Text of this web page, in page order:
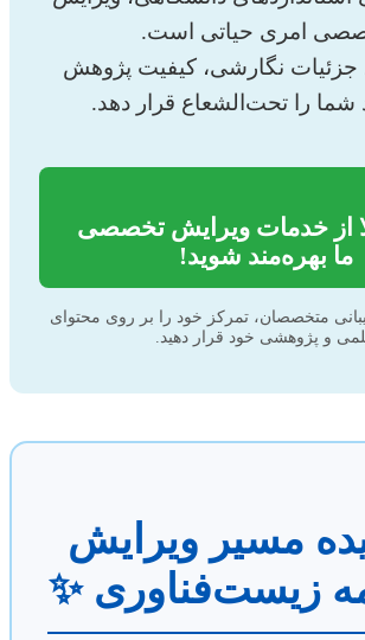
امری حیاتی است.
نگارشی، کیفیت پژوهش
را تحت‌الشعاع قرار دهد.
از خدمات ویرایش تخصصی
بهره‌مند شوید!
متخصصان، تمرکز خود را بر روی محتوای
و پژوهشی خود قرار دهید.
مسیر ویرایش
زیست‌فناوری ✨